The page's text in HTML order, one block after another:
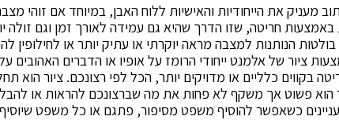
מעניק את הייחודיות והאישיות ללוח האבן, במיוחד אם זוהי
באמצעות חריטה, שזו הדרך שהיא גם עמידה לאורך זמן וגם זולה
הנותנות למצבה מראה יוקרתי או עתיק יותר או לחילופין
ציור של אלמנט ייחודי הרומז על אופיו או הדברים האהובים
בקווים כלליים או מדויקים יותר, הכל לפי רצונכם. ציור הוא
הוא פשוט אך משקף לא פחות את מה שברצונכם להראות או
כשאפשר להוסיף משפט מסיפור, פתגם או כל משפט